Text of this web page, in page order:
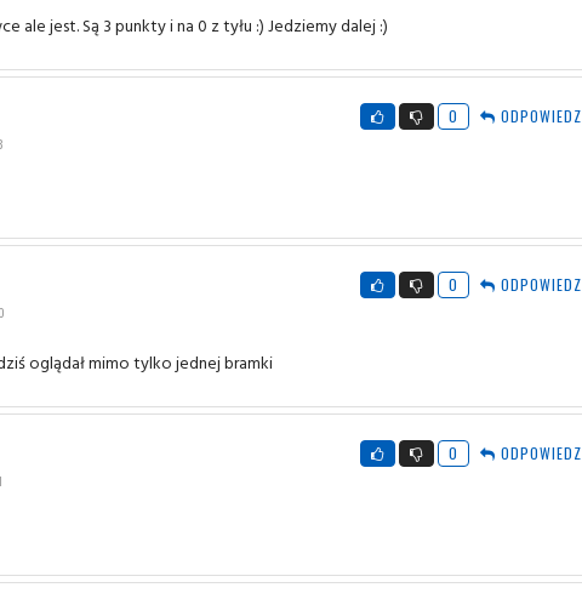
jest. Są 3 punkty i na 0 z tyłu :) Jedziemy dalej :)
0 ODPOWIEDZ
0 ODPOWIEDZ
oglądał mimo tylko jednej bramki
0 ODPOWIEDZ